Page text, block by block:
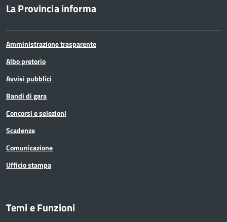
La Provincia informa
Amministrazione trasparente
Albo pretorio
Avvisi pubblici
Bandi di gara
Concorsi e selezioni
Scadenze
Comunicazione
Ufficio stampa
Temi e Funzioni